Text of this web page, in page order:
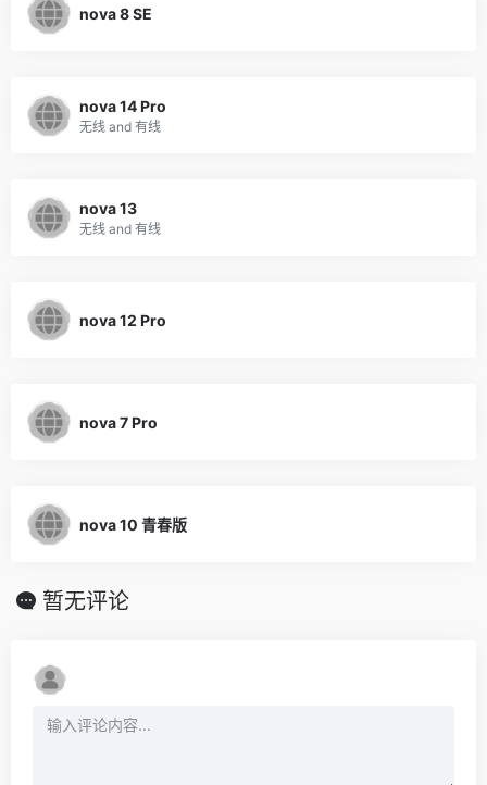
nova 8 SE
nova 14 Pro
无线 and 有线
nova 13
无线 and 有线
nova 12 Pro
nova 7 Pro
nova 10 青春版
暂无评论